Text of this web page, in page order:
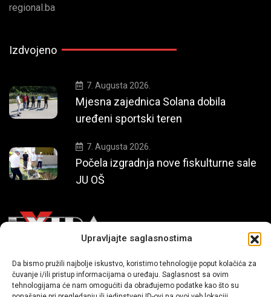
Upravljajte saglasnostima
Da bismo pružili najbolje iskustvo, koristimo tehnologije poput kolačića za
čuvanje i/ili pristup informacijama o uređaju. Saglasnost sa ovim
tehnologijama će nam omogućiti da obrađujemo podatke kao što su
regional.ba
Izdvojeno
7. Augusta 2026.
Mjesna zajednica Solana dobila
uređeni sportski teren
7. Augusta 2026.
Počela izgradnja nove fiskulturne sale
JU OŠ
Mi smo moderni portal zabavnog karaktera koji donosi vijesti i
priče iz života, svijeta showbiza, lifestyle-a i popularne kulture.